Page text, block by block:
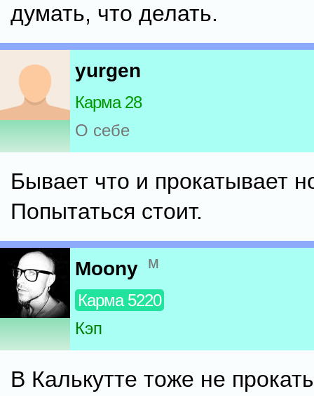
думать, что делать.
yurgen
Карма 28
О себе
Бывает что и прокатывает
Попытаться стоит.
Moony м
Карма 5220
Кэп
В Калькутте тоже не